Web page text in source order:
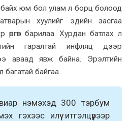
байх юм бол улам л борц болоод
хуулийг эдийн засгаа
өргөн барилаа. Хурдан батлах л
гаралтай инфляц дээр
аваад явж байна. Эрэлтийн
багатай байгаа.
нэмэхэд 300 тэрбум
гэхээс илүү итгэлцүүрээр